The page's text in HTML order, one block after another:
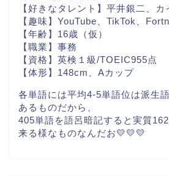
【好きなタレント】平井銀二、カ
【趣味】YouTube、TikTok、
【年齢】16歳（仮）
【職業】事務
【資格】英検１級/TOEIC955点
【体形】148cm、Aカップ
各単語には平均4-5単語位は派生
あるものだから、
405単語を語呂暗記すると実質
来る様なものなんだお💛💛💛